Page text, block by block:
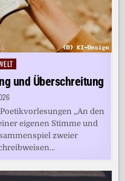
und Überschreitung
„An den
eigenen Stimme und
zweier